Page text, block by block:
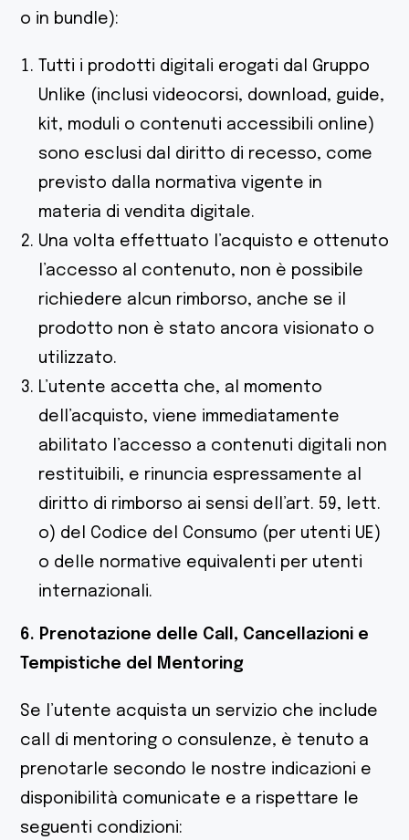
o in bundle):
Tutti i prodotti digitali erogati dal Gruppo
Unlike (inclusi videocorsi, download, guide,
kit, moduli o contenuti accessibili online)
sono esclusi dal diritto di recesso, come
previsto dalla normativa vigente in
materia di vendita digitale.
Una volta effettuato l’acquisto e ottenuto
l’accesso al contenuto, non è possibile
richiedere alcun rimborso, anche se il
prodotto non è stato ancora visionato o
utilizzato.
L’utente accetta che, al momento
dell’acquisto, viene immediatamente
abilitato l’accesso a contenuti digitali non
restituibili, e rinuncia espressamente al
diritto di rimborso ai sensi dell’art. 59, lett.
o) del Codice del Consumo (per utenti UE)
o delle normative equivalenti per utenti
internazionali.
6. Prenotazione delle Call, Cancellazioni e
Tempistiche del Mentoring
Se l’utente acquista un servizio che include
call di mentoring o consulenze, è tenuto a
prenotarle secondo le nostre indicazioni e
disponibilità comunicate e a rispettare le
seguenti condizioni: